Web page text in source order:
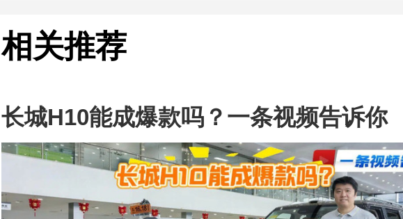
相关推荐
长城H10能成爆款吗？一条视频告诉你